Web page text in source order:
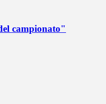
campionato"